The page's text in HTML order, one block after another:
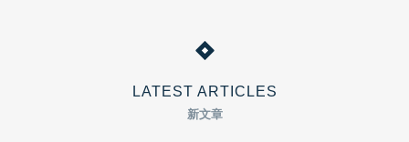
LATEST ARTICLES
新文章